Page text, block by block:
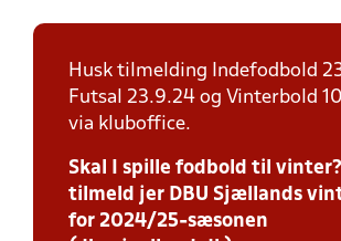
Husk tilmelding Indefodbold
Futsal 23.9.24 og Vinterbold
via kluboffice.
Skal I spille fodbold til vinter?
tilmeld jer DBU Sjællands
for 2024/25-sæsonen